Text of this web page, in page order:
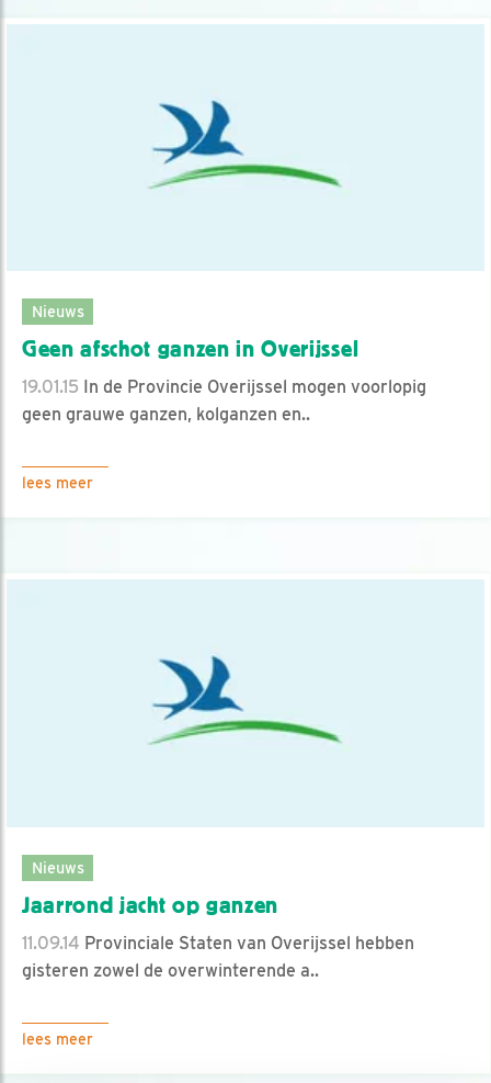
Nieuws
Geen afschot ganzen in Overijssel
19.01.15 In de Provincie Overijssel mogen voorlopig
geen grauwe ganzen, kolganzen en..
lees meer
Nieuws
Jaarrond jacht op ganzen
11.09.14 Provinciale Staten van Overijssel hebben
gisteren zowel de overwinterende a..
lees meer